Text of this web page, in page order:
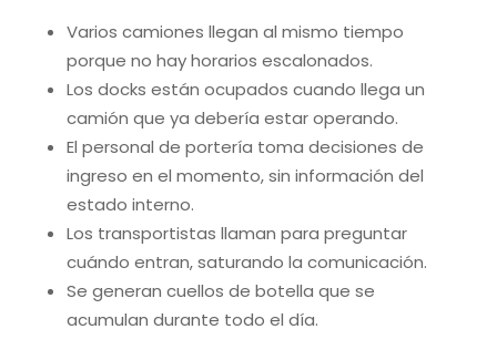
Varios camiones llegan al mismo tiempo
porque no hay horarios escalonados.
Los docks están ocupados cuando llega un
camión que ya debería estar operando.
El personal de portería toma decisiones de
ingreso en el momento, sin información del
estado interno.
Los transportistas llaman para preguntar
cuándo entran, saturando la comunicación.
Se generan cuellos de botella que se
acumulan durante todo el día.